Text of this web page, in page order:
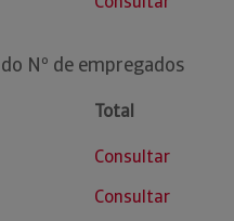
Nº de empregados
Total
Consultar
Consultar